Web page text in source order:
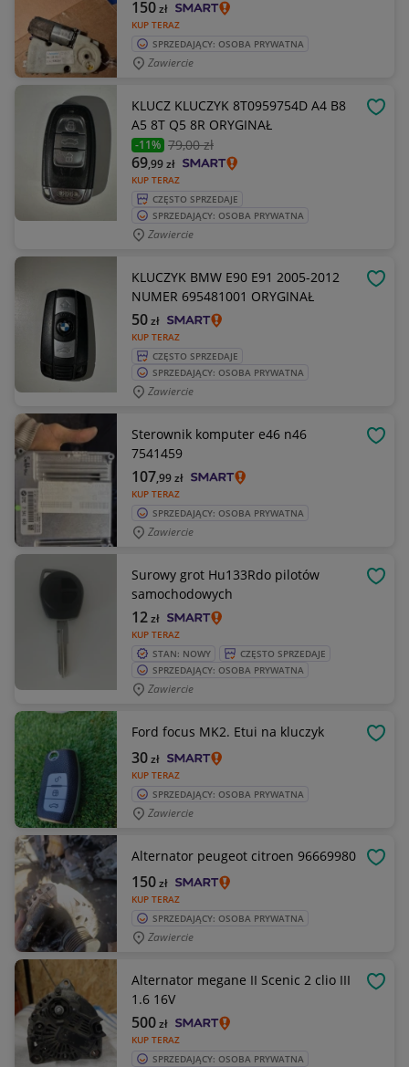
KUP TERAZ
150zł
SPRZEDAJĄCY: OSOBA PRYWATNA
Zawiercie
KLUCZ KLUCZYK 8T0959754D A4 B8
A5 8T Q5 8R ORYGINAŁ
-11% 79,00 zł
KUP TERAZ
69,99zł
CZĘSTO SPRZEDAJE
SPRZEDAJĄCY: OSOBA PRYWATNA
Zawiercie
KLUCZYK BMW E90 E91 2005-2012
NUMER 695481001 ORYGINAŁ
KUP TERAZ
50zł
CZĘSTO SPRZEDAJE
SPRZEDAJĄCY: OSOBA PRYWATNA
Zawiercie
Sterownik komputer e46 n46
7541459
KUP TERAZ
107,99zł
SPRZEDAJĄCY: OSOBA PRYWATNA
Zawiercie
Surowy grot Hu133Rdo pilotów
samochodowych
KUP TERAZ
12zł
STAN: NOWY
CZĘSTO SPRZEDAJE
SPRZEDAJĄCY: OSOBA PRYWATNA
Zawiercie
Ford focus MK2. Etui na kluczyk
KUP TERAZ
30zł
SPRZEDAJĄCY: OSOBA PRYWATNA
Zawiercie
Alternator peugeot citroen 96669980
KUP TERAZ
150zł
SPRZEDAJĄCY: OSOBA PRYWATNA
Zawiercie
Alternator megane II Scenic 2 clio III
1.6 16V
KUP TERAZ
500zł
SPRZEDAJĄCY: OSOBA PRYWATNA